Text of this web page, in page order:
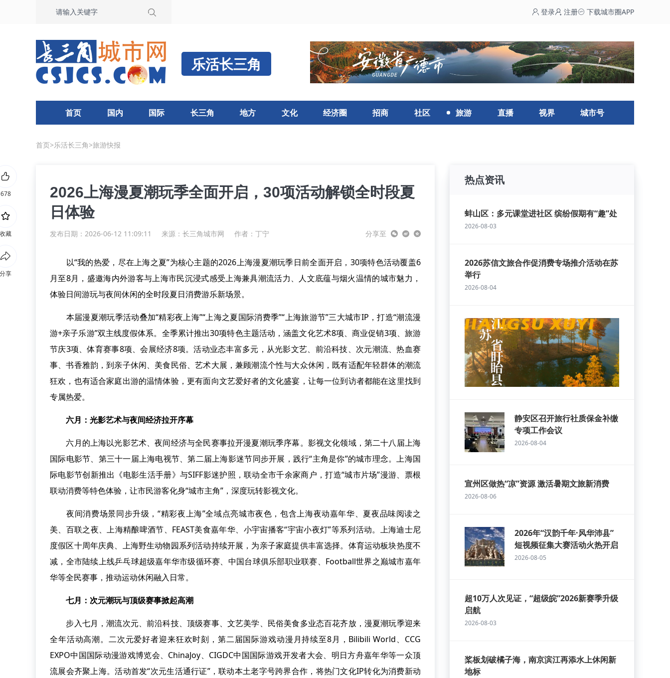
登录 注册 下载城市圈APP
乐活长三角
首页 国内 国际 长三角 地方 文化 经济圈 招商 社区 旅游 直播 视界 城市号
首页>乐活长三角>旅游快报
2026上海漫夏潮玩季全面开启，30项活动解锁全时段夏
日体验
发布日期：2026-06-12 11:09:11 来源： 长三角城市网 作者：丁宁 分享至
以“我的热爱，尽在上海之夏”为核心主题的2026上海漫夏潮玩季日前全面开启，30项特色活动覆盖6
月至8月，盛邀海内外游客与上海市民沉浸式感受上海兼具潮流活力、人文底蕴与烟火温情的城市魅力，
体验日间游玩与夜间休闲的全时段夏日消费游乐新场景。
本届漫夏潮玩季活动叠加“精彩夜上海”“上海之夏国际消费季”“上海旅游节”三大城市IP，打造“潮流漫
游+亲子乐游”双主线度假体系。全季累计推出30项特色主题活动，涵盖文化艺术8项、商业促销3项、旅游
节庆3项、体育赛事8项、会展经济8项。活动业态丰富多元，从光影文艺、前沿科技、次元潮流、热血赛
事、书香雅韵，到亲子休闲、美食民俗、艺术大展，兼顾潮流个性与大众休闲，既有适配年轻群体的潮流
狂欢，也有适合家庭出游的温情体验，更有面向文艺爱好者的文化盛宴，让每一位到访者都能在这里找到
专属热爱。
六月：光影艺术与夜间经济拉开序幕
六月的上海以光影艺术、夜间经济与全民赛事拉开漫夏潮玩季序幕。影视文化领域，第二十八届上海
国际电影节、第三十一届上海电视节、第二届上海影迷节同步开展，践行“主角是你”的城市理念。上海国
际电影节创新推出《电影生活手册》与SIFF影迷护照，联动全市千余家商户，打造“城市片场”漫游、票根
联动消费等特色体验，让市民游客化身“城市主角”，深度玩转影视文化。
夜间消费场景同步升级，“精彩夜上海”全域点亮城市夜色，包含上海夜动嘉年华、夏夜品味阅读之
美、百联之夜、上海精酿啤酒节、FEAST美食嘉年华、小宇宙播客“宇宙小夜灯”等系列活动。上海迪士尼
度假区十周年庆典、上海野生动物园系列活动持续开展，为亲子家庭提供丰富选择。体育运动板块热度不
减，全市陆续上线乒乓球超级嘉年华市级循环赛、中国台球俱乐部职业联赛、Football世界之巅城市嘉年
华等全民赛事，推动运动休闲融入日常。
七月：次元潮玩与顶级赛事掀起高潮
步入七月，潮流次元、前沿科技、顶级赛事、文艺美学、民俗美食多业态百花齐放，漫夏潮玩季迎来
全年活动高潮。二次元爱好者迎来狂欢时刻，第二届国际游戏动漫月持续至8月，Bilibili World、CCG
EXPO中国国际动漫游戏博览会、ChinaJoy、CIGDC中国国际游戏开发者大会、明日方舟嘉年华等一众顶
流展会齐聚上海。活动首发“次元生活通行证”，联动本土老字号跨界合作，将热门文化IP转化为消费新动
热点资讯
蚌山区：多元课堂进社区 缤纷假期有“趣”处
2026-08-03
2026苏信文旅合作促消费专场推介活动在苏
举行
2026-08-04
静安区召开旅行社质保金补缴
专项工作会议
2026-08-04
宣州区做热“凉”资源 激活暑期文旅新消费
2026-08-06
2026年“汉韵千年·风华沛县”
短视频征集大赛活动火热开启
2026-08-05
超10万人次见证，“超级皖”2026新赛季升级
启航
2026-08-03
桨板划破橘子海，南京滨江再添水上休闲新
地标
678
收藏
分享